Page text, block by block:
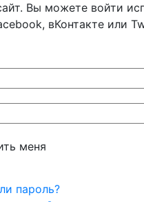
Вы можете войти
вКонтакте или
меня
пароль?